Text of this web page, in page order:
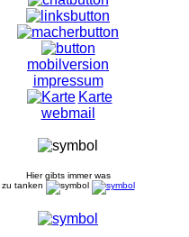
mobilversion
impressum
Karte
webmail
Hier gibts immer was
zu tanken